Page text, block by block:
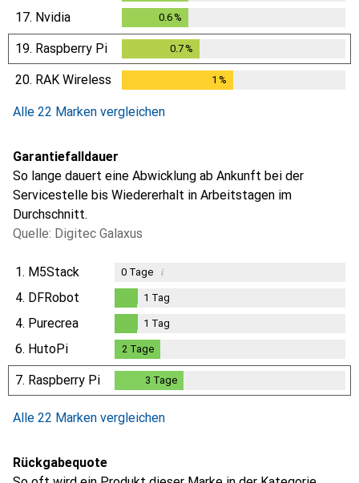
17. Nvidia 0.6 %
19. Raspberry Pi 0.7 %
20. RAK Wireless 1 %
Alle 22 Marken vergleichen
Garantiefalldauer
So lange dauert eine Abwicklung ab Ankunft bei der
Servicestelle bis Wiedererhalt in Arbeitstagen im
Durchschnitt.
Quelle: Digitec Galaxus
1. M5Stack 0Tage i
4. DFRobot
Tag
1 Tag
4. Purecrea
Tag
1 Tag
6. HutoPi 2 Tage
7. Raspberry Pi 3 Tage
Alle 22 Marken vergleichen
Rückgabequote